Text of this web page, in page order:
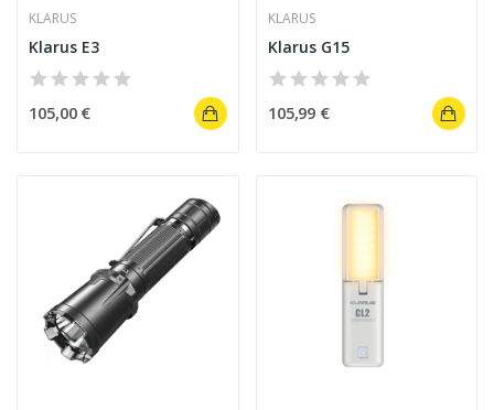
KLARUS
Klarus E3
105,00 €
KLARUS
Klarus G15
105,99 €